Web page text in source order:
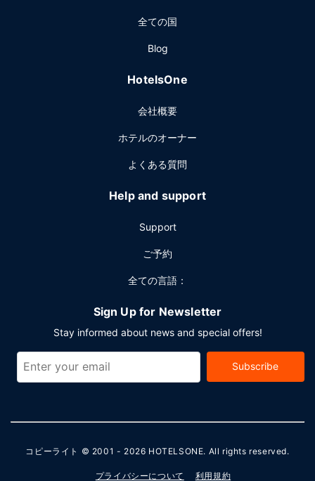
24 時間対応ビジネスセンター、エクスプレス チェックアウ
だけます。敷地内にはセルフパーキング (無料) が備わってい
全ての国
Blog
HotelsOne
会社概要
ホテルのオーナー
よくある質問
Help and support
Support
ご予約
全ての言語：
Sign Up for Newsletter
Stay informed about news and special offers!
Subscribe
コピーライト © 2001 - 2026 HOTELSONE. All rights reserved.
プライバシーについて 利用規約